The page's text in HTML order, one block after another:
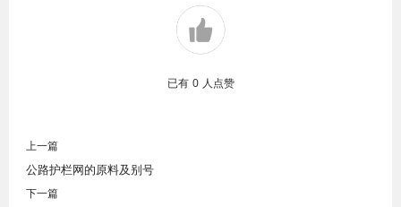
已有 0 人点赞
上一篇
公路护栏网的原料及别号
下一篇